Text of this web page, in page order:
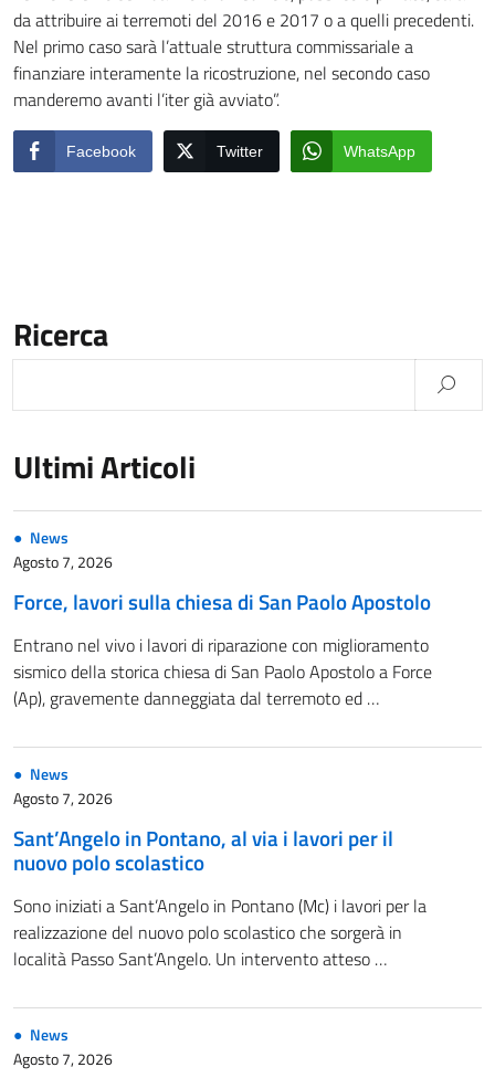
da attribuire ai terremoti del 2016 e 2017 o a quelli precedenti.
Nel primo caso sarà l’attuale struttura commissariale a
finanziare interamente la ricostruzione, nel secondo caso
manderemo avanti l’iter già avviato”.
Facebook Twitter WhatsApp
Ricerca
Ultimi Articoli
News
Agosto 7, 2026
Force, lavori sulla chiesa di San Paolo Apostolo
Entrano nel vivo i lavori di riparazione con miglioramento
sismico della storica chiesa di San Paolo Apostolo a Force
(Ap), gravemente danneggiata dal terremoto ed …
News
Agosto 7, 2026
Sant’Angelo in Pontano, al via i lavori per il
nuovo polo scolastico
Sono iniziati a Sant’Angelo in Pontano (Mc) i lavori per la
realizzazione del nuovo polo scolastico che sorgerà in
località Passo Sant’Angelo. Un intervento atteso …
News
Agosto 7, 2026